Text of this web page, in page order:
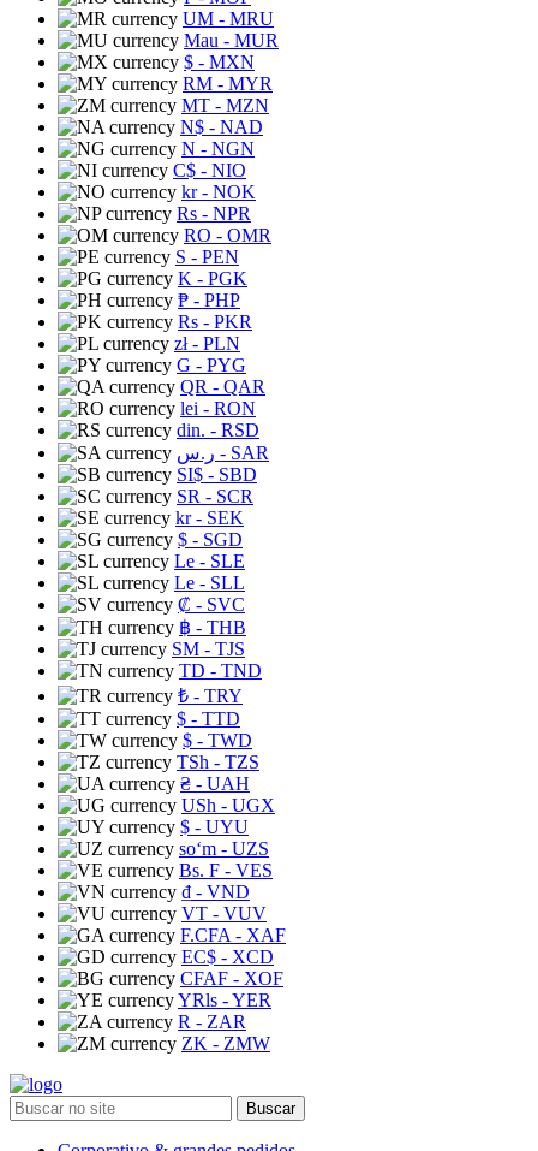
UM - MRU
Mau - MUR
$ - MXN
RM - MYR
MT - MZN
N$ - NAD
N - NGN
C$ - NIO
kr- NOK
Rs - NPR
RO - OMR
S - PEN
K - PGK
₱ - PHP
Rs - PKR
zł- PLN
G - PYG
QR - QAR
lei - RON
din. - RSD
ر.س - SAR
SI$ - SBD
SR - SCR
kr- SEK
$ - SGD
Le - SLE
Le - SLL
₡ - SVC
฿ - THB
ЅМ - TJS
TD - TND
₺ - TRY
$ - TTD
$ - TWD
TSh - TZS
₴ - UAH
USh - UGX
$ - UYU
soʻm - UZS
Bs. F - VES
₫ - VND
VT - VUV
F.CFA - XAF
EC$ - XCD
CFAF - XOF
YRls - YER
R - ZAR
ZK - ZMW
Buscar